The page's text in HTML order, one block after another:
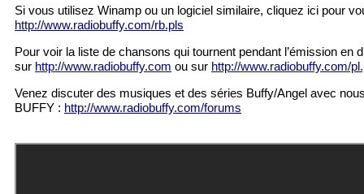
Si vous utilisez Winamp ou un logiciel similaire, cliquez ici pour
http://www.radiobuffy.com/rb.pls
Pour voir la liste de chansons qui tournent pendant l’émission en
sur http://www.radiobuffy.com ou sur http://www.radiobuffy.com/
Venez discuter des musiques et des séries Buffy/Angel avec
BUFFY : http://www.radiobuffy.com/forums